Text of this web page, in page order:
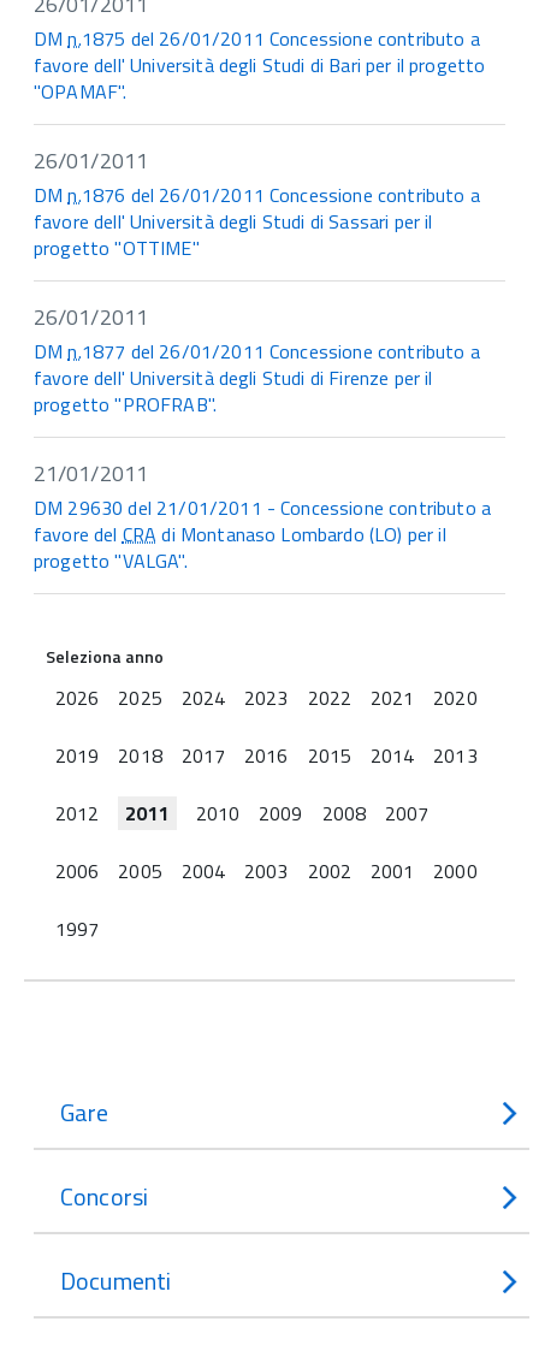
DMn.1875 del 26/01/2011 Concessione contributo a
favore dell' Università degli Studi di Bari per il progetto
"OPAMAF".
26/01/2011
DMn.1876 del 26/01/2011 Concessione contributo a
favore dell' Università degli Studi di Sassari per il
progetto "OTTIME"
26/01/2011
DMn.1877 del 26/01/2011 Concessione contributo a
favore dell' Università degli Studi di Firenze per il
progetto "PROFRAB".
21/01/2011
DM 29630 del 21/01/2011 - Concessione contributo a
favore delCRA di Montanaso Lombardo (LO) per il
progetto "VALGA".
Seleziona anno
2026 2025 2024 2023 2022 2021
2020
2019
2018 2017 2016 2015 2014
2013
2012
2011 2010 2009 2008
2007
2006
2005 2004 2003 2002 2001
2000
1997
Gare
Concorsi
Documenti